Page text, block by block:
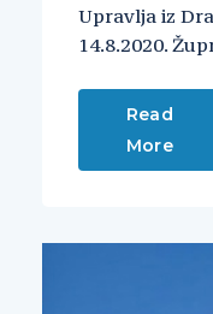
Upravlja iz
14.8.2020.
Read
More